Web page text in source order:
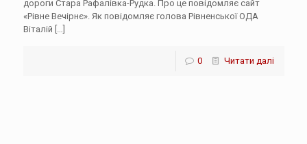
дороги Стара Рафалівка-Рудка. Про це повідомляє сайт
«Рівне Вечірнє». Як повідомляє голова Рівненської ОДА
Віталій […]
0 Читати далі